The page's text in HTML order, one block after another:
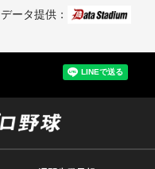
〇 5-1
7-1
京セラド
● 0-7
〇 2-1 みずほ
データ提供：